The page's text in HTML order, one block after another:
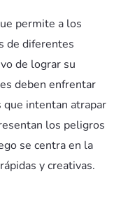
permite a los
de diferentes
de lograr su
deben enfrentar
que intentan atrapar
los peligros
se centra en la
y creativas.